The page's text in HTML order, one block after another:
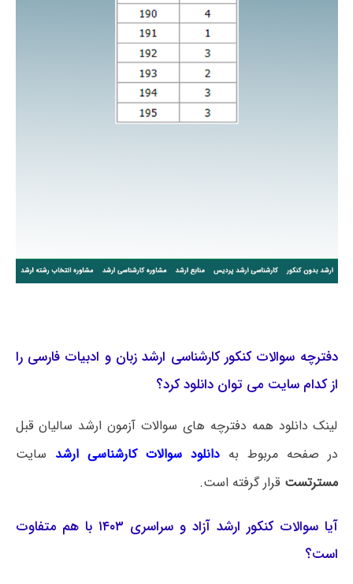
دفترچه سوالات کنکور کارشناسی ارشد زبان و ادبیات فارسی را
از کدام سایت می توان دانلود کرد؟
لینک دانلود همه دفترچه های سوالات آزمون ارشد سالیان قبل
در صفحه مربوط به دانلود سوالات کارشناسی ارشد سایت
مسترتست قرار گرفته است.
آیا سوالات کنکور ارشد آزاد و سراسری ۱۴۰۳ با هم متفاوت
است؟